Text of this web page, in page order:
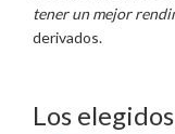
tener un mejor
derivados.
Los